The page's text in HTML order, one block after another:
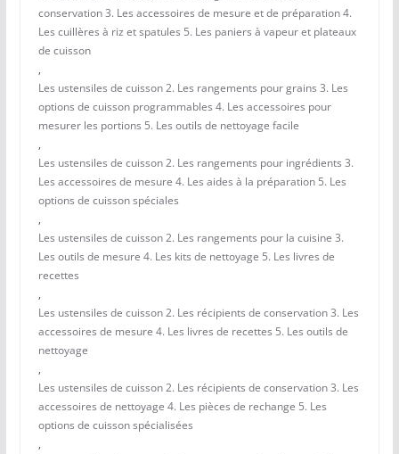
conservation 3. Les accessoires de mesure et de préparation 4.
Les cuillères à riz et spatules 5. Les paniers à vapeur et plateaux
de cuisson
,
Les ustensiles de cuisson 2. Les rangements pour grains 3. Les
options de cuisson programmables 4. Les accessoires pour
mesurer les portions 5. Les outils de nettoyage facile
,
Les ustensiles de cuisson 2. Les rangements pour ingrédients 3.
Les accessoires de mesure 4. Les aides à la préparation 5. Les
options de cuisson spéciales
,
Les ustensiles de cuisson 2. Les rangements pour la cuisine 3.
Les outils de mesure 4. Les kits de nettoyage 5. Les livres de
recettes
,
Les ustensiles de cuisson 2. Les récipients de conservation 3. Les
accessoires de mesure 4. Les livres de recettes 5. Les outils de
nettoyage
,
Les ustensiles de cuisson 2. Les récipients de conservation 3. Les
accessoires de nettoyage 4. Les pièces de rechange 5. Les
options de cuisson spécialisées
,